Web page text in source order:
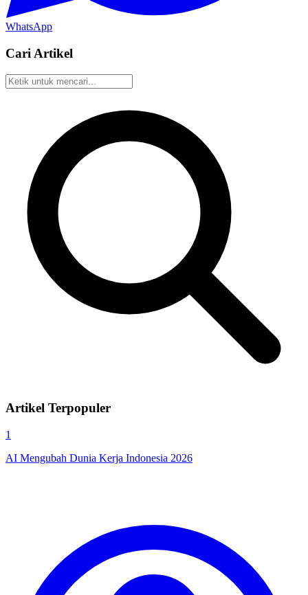
WhatsApp
Cari Artikel
Artikel Terpopuler
1
AI Mengubah Dunia Kerja Indonesia 2026